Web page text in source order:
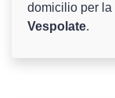
domicilio per la
Vespolate.